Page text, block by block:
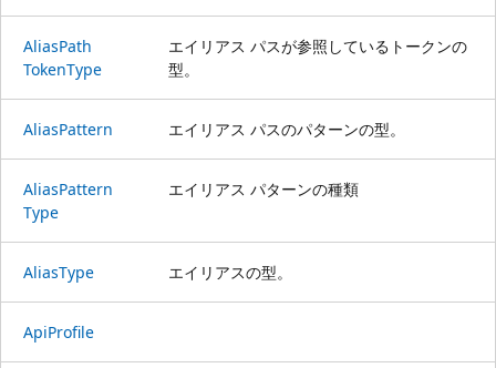
AliasPath
TokenType
エイリアス パスが参照しているトークンの
型。
AliasPattern エイリアス パスのパターンの型。
AliasPattern
Type
エイリアス パターンの種類
AliasType エイリアスの型。
ApiProfile